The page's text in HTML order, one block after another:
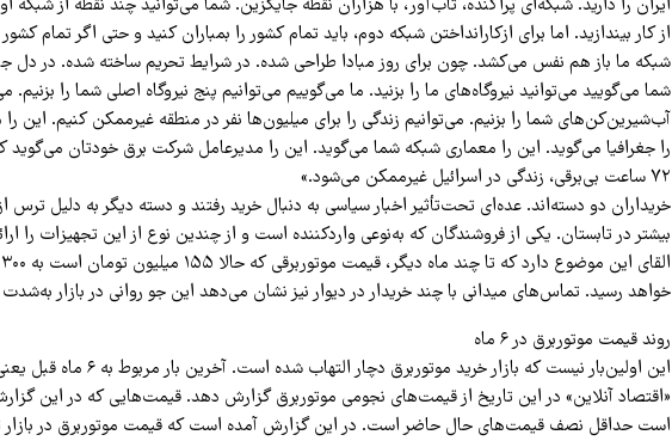
ایران را دارید. شبکه‌ای پراکنده، تاب‌آور، با هزاران نقطه جایگزین. شما می‌توانید چند نقطه از شبکه
از کار بیندازید. اما برای ازکارانداختن شبکه دوم، باید تمام کشور را بمباران کنید و حتی اگر تمام کشور
شبکه ما باز هم نفس می‌کشد. چون برای روز مبادا طراحی شده. در شرایط تحریم ساخته شده. در
شما می‌گویید می‌توانید نیروگاه‌های ما را بزنید. ما می‌گوییم می‌توانیم پنج نیروگاه اصلی شما را بزنیم.
آب‌شیرین‌کن‌های شما را بزنیم. می‌توانیم زندگی را برای میلیون‌ها نفر در منطقه غیرممکن کنیم. این را
را جغرافیا می‌گوید. این را معماری شبکه شما می‌گوید. این را مدیرعامل شرکت برق خودتان می‌گوید
۷۲ ساعت بی‌برقی، زندگی در اسرائیل غیرممکن می‌شود.»
خریداران دو دسته‌اند. عده‌ای تحت‌تأثیر اخبار سیاسی به دنبال خرید رفتند و دسته دیگر به دلیل ترس
بیشتر در تابستان. یکی از فروشندگان که به‌نوعی واردکننده است و از چندین نوع از این تجهیزات را
خواهد رسید. تماس‌های میدانی با چند خریدار در دیوار نیز نشان می‌دهد این جو روانی در بازار
روند قیمت موتوربرق در ۶ ماه
«اقتصاد آنلاین» در این تاریخ از قیمت‌های نجومی موتوربرق گزارش دهد. قیمت‌هایی که در این